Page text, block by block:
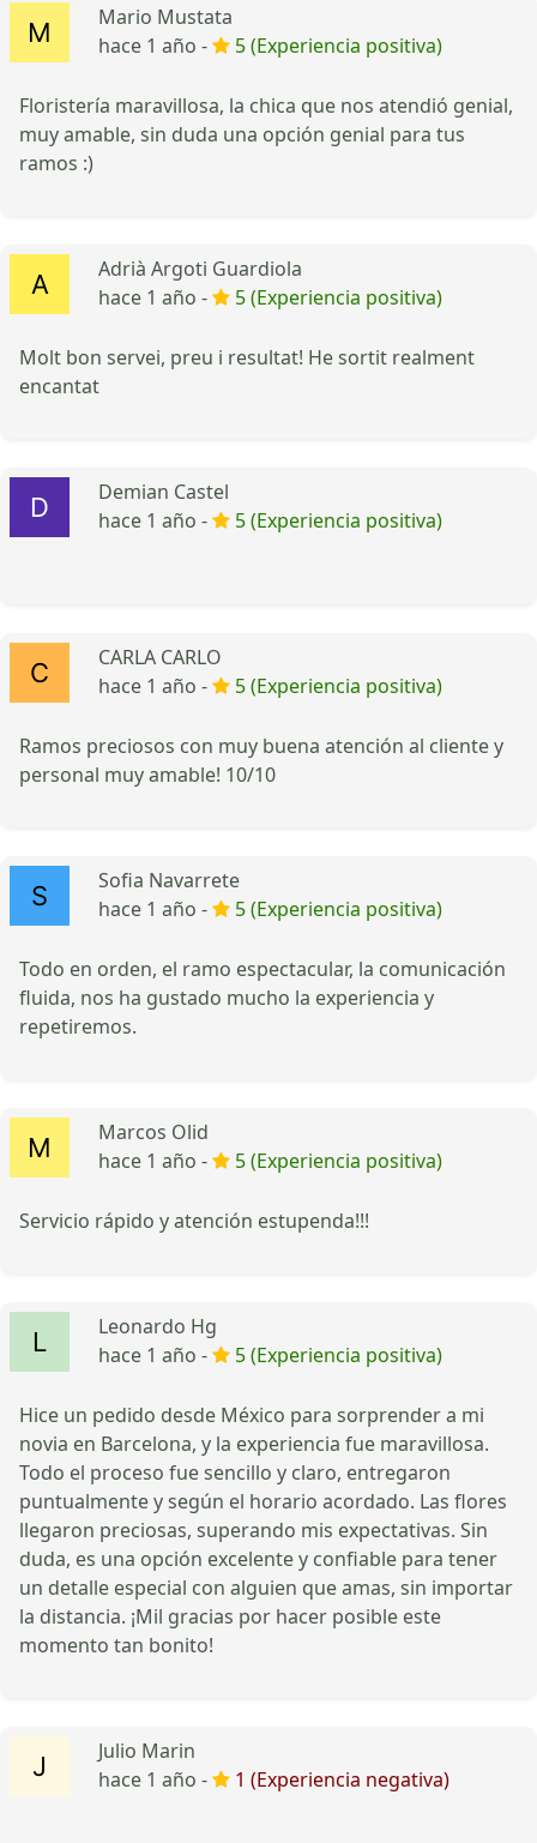
Mario Mustata
hace 1 año -
5 (Experiencia positiva)
Floristería maravillosa, la chica que nos atendió genial,
muy amable, sin duda una opción genial para tus
ramos :)
Adrià Argoti Guardiola
hace 1 año -
5 (Experiencia positiva)
Molt bon servei, preu i resultat! He sortit realment
encantat
Demian Castel
hace 1 año -
5 (Experiencia positiva)
CARLA CARLO
hace 1 año -
5 (Experiencia positiva)
Ramos preciosos con muy buena atención al cliente y
personal muy amable! 10/10
Sofia Navarrete
hace 1 año -
5 (Experiencia positiva)
Todo en orden, el ramo espectacular, la comunicación
fluida, nos ha gustado mucho la experiencia y
repetiremos.
Marcos Olid
hace 1 año -
5 (Experiencia positiva)
Servicio rápido y atención estupenda!!!
Leonardo Hg
hace 1 año -
5 (Experiencia positiva)
Hice un pedido desde México para sorprender a mi
novia en Barcelona, y la experiencia fue maravillosa.
Todo el proceso fue sencillo y claro, entregaron
puntualmente y según el horario acordado. Las flores
llegaron preciosas, superando mis expectativas. Sin
duda, es una opción excelente y confiable para tener
un detalle especial con alguien que amas, sin importar
la distancia. ¡Mil gracias por hacer posible este
momento tan bonito!
Julio Marin
hace 1 año -
1 (Experiencia negativa)